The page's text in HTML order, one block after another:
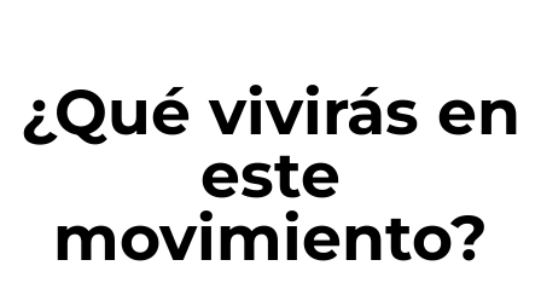
¿Qué vivirás en
este
movimiento?